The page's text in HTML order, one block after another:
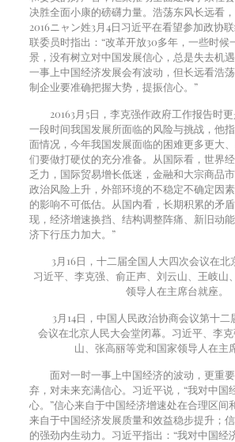
决胜全面小康的磅礴力量。浩荡东风长远看，
2016ニャン姓3月4日习近平在看望参加政协
联委员时指出：“改革开放30多年，一些时候
景，没有树立对中国发展信心，总是失去机
一事上中国经济发展会有波动，但长远看浩
制企业要准确把握大势，提振信心。”
20163月 5日，李克强作政府工作报告时
一段时间我国发展所面临的风险与挑战，他
面情况，今年我国发展面临的困难更多更大
们要做打硬仗的充分准备。从国际看，世界
乏力，国际贸易增长低迷，金融和大宗商品
政治风险上升，外部环境的不稳定不确定因
的影响不可低估。从国内看，长期积累的矛
现，经济增速换挡、结构调整阵痛、新旧动
济下行压力加大。”
3月 16日，十二届全国人大四次会议在北
习近平、李克强、俞正声、刘云山、王岐山
领导人在主席台就座。
3月 14日，中国人民政治协商会议第十二
会议在北京人民大会堂闭幕。习近平、李
山、张高丽等党和国家领导人在主
面对一时一事上中国经济的波动，更重
弃，对未来充满信心。习近平说，“我对中国
心。”信心来自于中国经济增速处在合理区间
来自于中国经济发展质量和效益稳步提升；
的强劲内生动力。习近平指出：“我对中国经